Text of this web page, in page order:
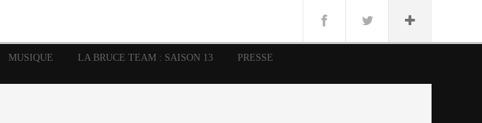
MUSIQUE LA BRUCE TEAM : SAISON 13 PRESSE
Mangas Marvel Mattie boy Musique
Panini Présence
Punisher Rock Semic Special Guest Spidey Superman